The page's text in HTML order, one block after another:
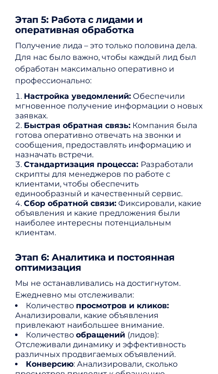
Этап 5: Работа с лидами и
оперативная обработка
Получение лида – это только половина дела.
Для нас было важно, чтобы каждый лид был
обработан максимально оперативно и
профессионально:
Настройка уведомлений:Обеспечили
мгновенное получение информации о новых
заявках.
Быстрая обратная связь:Компания была
готова оперативно отвечать на звонки и
сообщения, предоставлять информацию и
назначать встречи.
Стандартизация процесса: Разработали
скрипты для менеджеров по работе с
клиентами, чтобы обеспечить
единообразный и качественный сервис.
Сбор обратной связи:Фиксировали, какие
объявления и какие предложения были
наиболее интересны потенциальным
клиентам.
Этап 6: Аналитика и постоянная
оптимизация
Мы не останавливались на достигнутом.
Ежедневно мы отслеживали:
Количество просмотров и кликов:
Анализировали, какие объявления
привлекают наибольшее внимание.
Количество обращений (лидов):
Отслеживали динамику и эффективность
различных продвигаемых объявлений.
Конверсию: Анализировали, сколько